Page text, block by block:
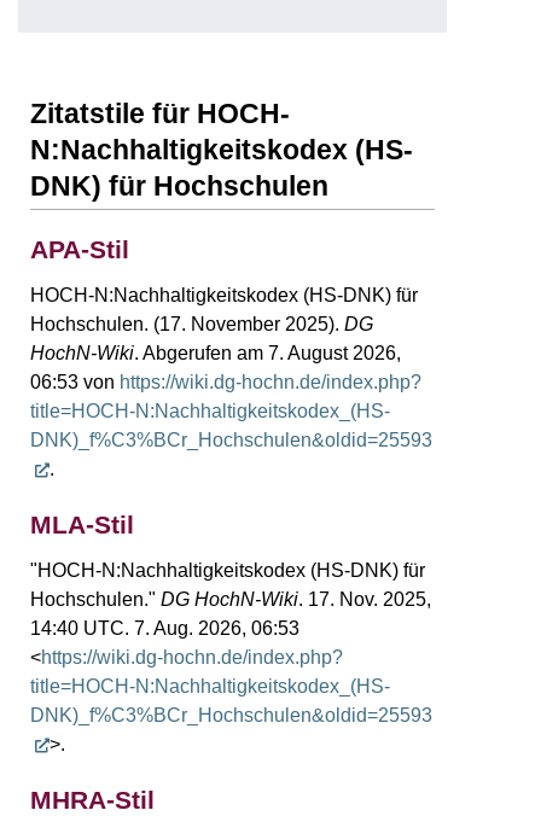
Zitatstile für HOCH-
N:Nachhaltigkeitskodex (HS-
DNK) für Hochschulen
APA-Stil
HOCH-N:Nachhaltigkeitskodex (HS-DNK) für
Hochschulen. (17. November 2025). DG
HochN-Wiki. Abgerufen am 7. August 2026,
06:53 von https://wiki.dg-hochn.de/index.php?
title=HOCH-N:Nachhaltigkeitskodex_(HS-
DNK)_f%C3%BCr_Hochschulen&oldid=25593
.
MLA-Stil
"HOCH-N:Nachhaltigkeitskodex (HS-DNK) für
Hochschulen." DG HochN-Wiki. 17. Nov. 2025,
14:40 UTC. 7. Aug. 2026, 06:53
<https://wiki.dg-hochn.de/index.php?
title=HOCH-N:Nachhaltigkeitskodex_(HS-
DNK)_f%C3%BCr_Hochschulen&oldid=25593
>.
MHRA-Stil